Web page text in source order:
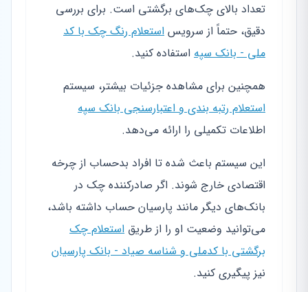
تعداد بالای چک‌های برگشتی است. برای بررسی
دقیق، حتماً از سرویس استعلام رنگ چک با کد
ملی - بانک سپه استفاده کنید.
همچنین برای مشاهده جزئیات بیشتر، سیستم
استعلام رتبه بندی و اعتبارسنجی بانک سپه
اطلاعات تکمیلی را ارائه می‌دهد.
این سیستم باعث شده تا افراد بدحساب از چرخه
اقتصادی خارج شوند. اگر صادرکننده چک در
بانک‌های دیگر مانند پارسیان حساب داشته باشد،
می‌توانید وضعیت او را از طریق استعلام چک
برگشتی با کدملی و شناسه صیاد - بانک پارسیان
نیز پیگیری کنید.